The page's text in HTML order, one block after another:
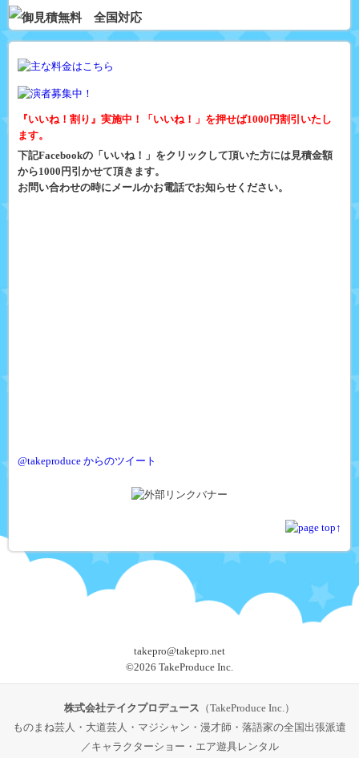
『いいね！割り』実施中！「いいね！」を押せば1000円割引いたし
ます。
下記Facebookの「いいね！」をクリックして頂いた方には見積金額
から1000円引かせて頂きます。
お問い合わせの時にメールかお電話でお知らせください。
@takeproduce からのツイート
takepro@takepro.net
©2026 TakeProduce Inc.
株式会社テイクプロデュース （TakeProduce Inc.）
ものまね芸人・大道芸人・マジシャン・漫才師・落語家の全国出張派遣
／キャラクターショー・エア遊具レンタル